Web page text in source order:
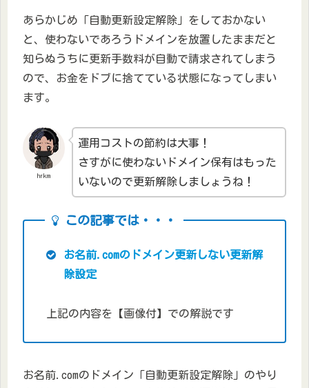
あらかじめ「自動更新設定解除」をしておかない
と、使わないであろうドメインを放置したままだと
知らぬうちに更新手数料が自動で請求されてしまう
ので、お金をドブに捨てている状態になってしまい
ます。
hrkm
運用コストの節約は大事！
さすがに使わないドメイン保有はもった
いないので更新解除しましょうね！
この記事では・・・
お名前.comのドメイン更新しない更新解
除設定
上記の内容を【画像付】での解説です
お名前.comのドメイン「自動更新設定解除」のやり